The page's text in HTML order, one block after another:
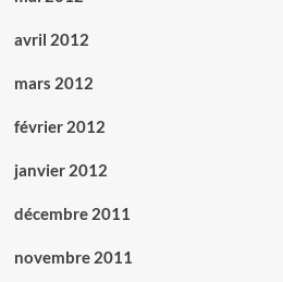
avril 2012
mars 2012
février 2012
janvier 2012
décembre 2011
novembre 2011